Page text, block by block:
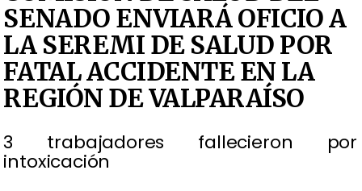
SENADO ENVIARÁ OFICIO A
LA SEREMI DE SALUD POR
FATAL ACCIDENTE EN LA
REGIÓN DE VALPARAÍSO
3 trabajadores fallecieron por
intoxicación